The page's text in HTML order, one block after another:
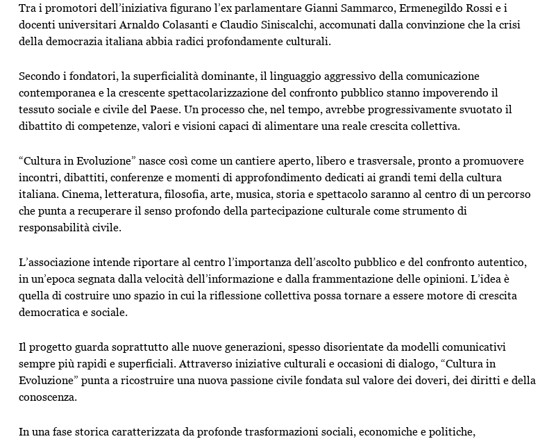
Tra i promotori dell’iniziativa figurano l’ex parlamentare Gianni Sammarco, Ermenegildo Rossie i
docenti universitariArnaldo Colasantie Claudio Siniscalchi, accomunati dalla convinzione che la crisi
della democrazia italiana abbia radici profondamente culturali.
Secondo i fondatori, la superficialità dominante, il linguaggio aggressivo della comunicazione
contemporanea e la crescente spettacolarizzazione del confronto pubblico stanno impoverendo il
tessuto sociale e civile del Paese. Un processo che, nel tempo, avrebbe progressivamente svuotato il
dibattito di competenze, valori e visioni capaci di alimentare una reale crescita collettiva.
“Cultura in Evoluzione” nasce così come un cantiere aperto, libero e trasversale, pronto a promuovere
incontri, dibattiti, conferenze e momenti di approfondimento dedicati ai grandi temi della cultura
italiana. Cinema, letteratura, filosofia, arte, musica, storia e spettacolo saranno al centro di un percorso
che punta a recuperare il senso profondo della partecipazione culturale come strumento di
responsabilità civile.
L’associazione intende riportare al centro l’importanza dell’ascolto pubblico e del confronto autentico,
in un’epoca segnata dalla velocità dell’informazione e dalla frammentazione delle opinioni. L’idea è
quella di costruire uno spazio in cui la riflessione collettiva possa tornare a essere motore di crescita
democratica e sociale.
Il progetto guarda soprattutto alle nuove generazioni, spesso disorientate da modelli comunicativi
sempre più rapidi e superficiali. Attraverso iniziative culturali e occasioni di dialogo, “Cultura in
Evoluzione” punta a ricostruire una nuova passione civile fondata sul valore dei doveri, dei diritti e della
conoscenza.
In una fase storica caratterizzata da profonde trasformazioni sociali, economiche e politiche,